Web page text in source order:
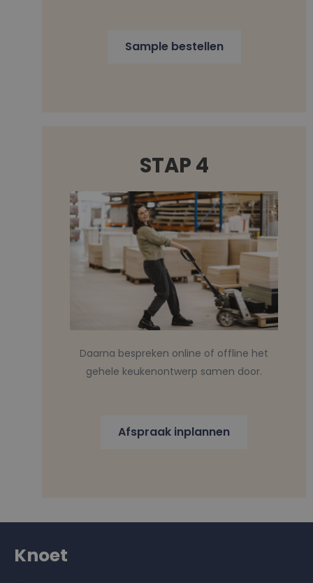
Sample bestellen
STAP 4
Daarna bespreken online of offline het
gehele keukenontwerp samen door.
Afspraak inplannen
Knoet